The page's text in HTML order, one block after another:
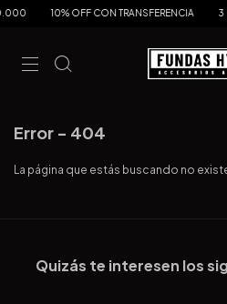
10% OFF CON TRANSFERENCIA 3
Error - 404
La página que estás buscando no
Quizás te interesen los